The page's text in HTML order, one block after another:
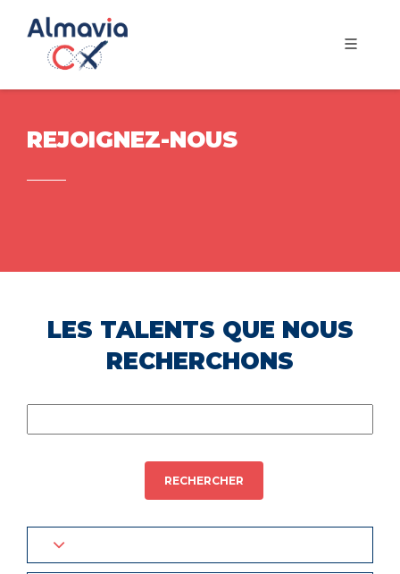
REJOIGNEZ-NOUS
LES TALENTS QUE NOUS
RECHERCHONS
RECHERCHER